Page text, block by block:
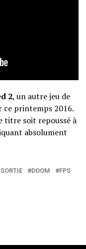
2, un autre jeu de
ce printemps 2016.
titre soit repoussé à
absolument
DOOM
FPS